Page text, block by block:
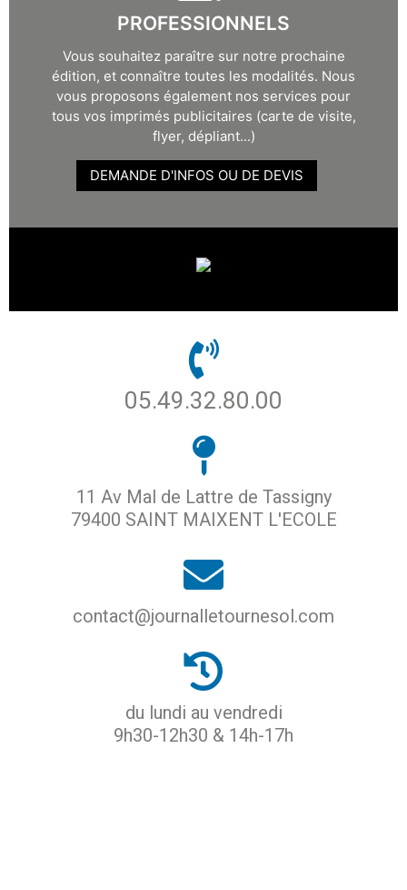
PROFESSIONNELS
Vous souhaitez paraître sur notre prochaine
édition, et connaître toutes les modalités. Nous
vous proposons également nos services pour
tous vos imprimés publicitaires (carte de visite,
flyer, dépliant...)
DEMANDE D'INFOS OU DE DEVIS
05.49.32.80.00
11 Av Mal de Lattre de Tassigny
79400 SAINT MAIXENT L'ECOLE
contact@journalletournesol.com
du lundi au vendredi
9h30-12h30 & 14h-17h